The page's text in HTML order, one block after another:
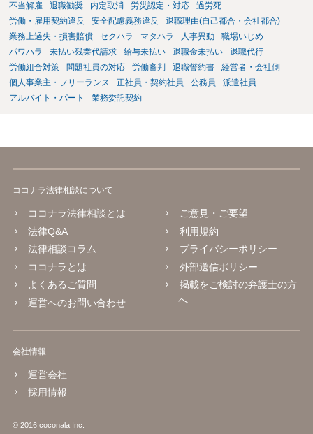
不当解雇 退職勧奨 内定取消 労災認定・対応
過労死
労働・雇用契約違反
安全配慮義務違反
退職理由(自己都合・会社都合)
業務上過失・損害賠償
セクハラ マタハラ 人事異動
職場いじめ
パワハラ
未払い残業代請求 給与未払い 退職金未払い
退職代行
労働組合対策
問題社員の対応 労働審判 退職誓約書
経営者・会社側
個人事業主・フリーランス
正社員・契約社員 公務員
派遣社員
アルバイト・パート
業務委託契約
ココナラ法律相談について
ココナラ法律相談とは
法律Q&A
法律相談コラム
ココナラとは
よくあるご質問
運営へのお問い合わせ
ご意見・ご要望
利用規約
プライバシーポリシー
外部送信ポリシー
掲載をご検討の弁護士の方
へ
会社情報
運営会社
採用情報
© 2016 coconala Inc.